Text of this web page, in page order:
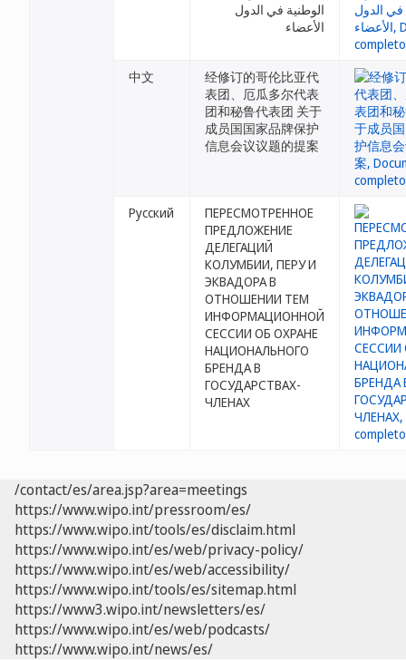
الوطنية في الدول
الأعضاء
中文
经修订的哥伦比亚代
表团、厄瓜多尔代表
团和秘鲁代表团 关于
成员国国家品牌保护
信息会议议题的提案
Русский
ПЕРЕСМОТРЕННОЕ
ПРЕДЛОЖЕНИЕ
ДЕЛЕГАЦИЙ
КОЛУМБИИ, ПЕРУ И
ЭКВАДОРА В
ОТНОШЕНИИ ТЕМ
ИНФОРМАЦИОННОЙ
СЕССИИ ОБ ОХРАНЕ
НАЦИОНАЛЬНОГО
БРЕНДА В
ГОСУДАРСТВАХ-
ЧЛЕНАХ
/contact/es/area.jsp?area=meetings
https://www.wipo.int/pressroom/es/
https://www.wipo.int/tools/es/disclaim.html
https://www.wipo.int/es/web/privacy-policy/
https://www.wipo.int/es/web/accessibility/
https://www.wipo.int/tools/es/sitemap.html
https://www3.wipo.int/newsletters/es/
https://www.wipo.int/es/web/podcasts/
https://www.wipo.int/news/es/